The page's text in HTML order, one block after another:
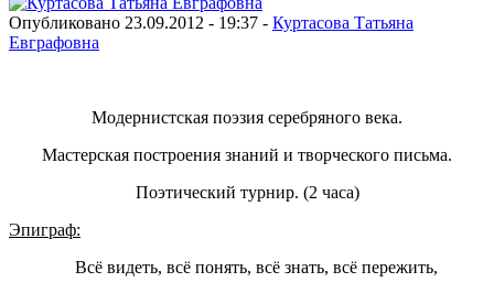
Опубликовано 23.09.2012 - 19:37 - Куртасова Татьяна
Евграфовна
Модернистская поэзия серебряного века.
Мастерская построения знаний и творческого письма.
Поэтический турнир. (2 часа)
Эпиграф:
Всё видеть, всё понять, всё знать, всё пережить,